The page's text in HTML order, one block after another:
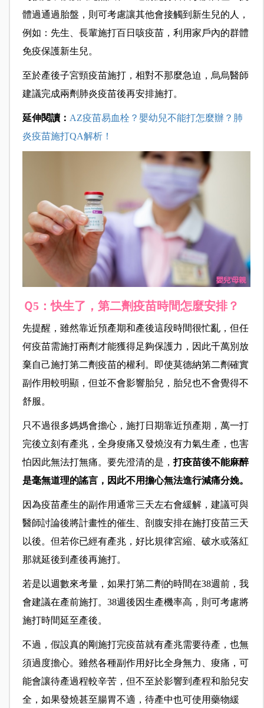
體過通過胎盤，則可考慮讓其他會接觸到新生兒的人，
例如：先生、長輩施打百日咳疫苗，利用家戶內的群體
免疫保護新生兒。
至於產後子宮頸疫苗施打，相對不那麼急迫，烏烏醫師
建議完成兩劑肺炎疫苗後再安排施打。
延伸閱讀： AZ疫苗易血栓？嬰幼兒不能打怎麼辦？肺
炎疫苗施打QA解析！
Ｑ5：快生了，第二劑疫苗時間怎麼安排？
先提醒，雖然靠近預產期和產後這段時間很忙亂，但任
何疫苗需施打兩劑才能獲得足夠保護力，因此千萬別放
棄自己施打第二劑疫苗的權利。即使莫德納第二劑確實
副作用較明顯，但並不會影響胎兒，胎兒也不會覺得不
舒服。
只不過很多媽媽會擔心，施打日期靠近預產期，萬一打
完後立刻有產兆，全身痠痛又發燒沒有力氣生產，也害
怕因此無法打無痛。要先澄清的是，打疫苗後不能麻醉
是毫無道理的謠言，因此不用擔心無法進行減痛分娩。
因為疫苗產生的副作用通常三天左右會緩解，建議可與
醫師討論後將計畫性的催生、剖腹安排在施打疫苗三天
以後。但若你已經有產兆，好比規律宮縮、破水或落紅
那就延後到產後再施打。
若是以週數來考量，如果打第二劑的時間在38週前，我
會建議在產前施打。38週後因生產機率高，則可考慮將
施打時間延至產後。
不過，假設真的剛施打完疫苗就有產兆需要待產，也無
須過度擔心。雖然各種副作用好比全身無力、痠痛，可
能會讓待產過程較辛苦，但不至於影響到產程和胎兒安
全，如果發燒甚至腸胃不適，待產中也可使用藥物緩